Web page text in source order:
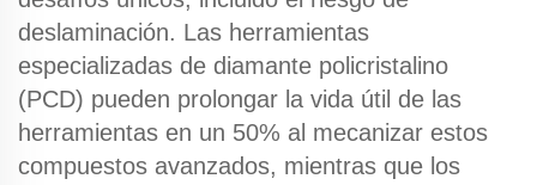
deslaminación. Las herramientas
especializadas de diamante policristalino
(PCD) pueden prolongar la vida útil de las
herramientas en un 50% al mecanizar estos
compuestos avanzados, mientras que los